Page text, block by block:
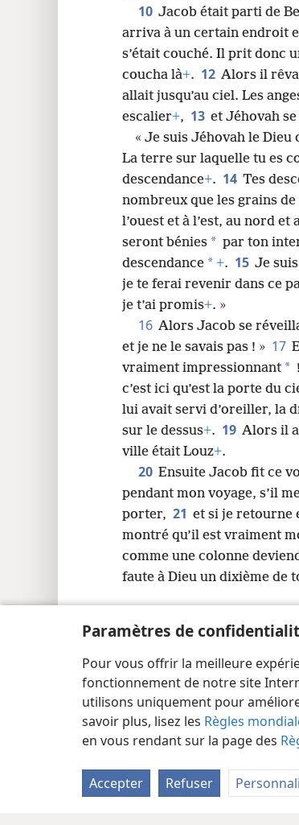
Paramètres de
Pour vous offrir la meilleure
fonctionnement de notre site
utilisons uniquement pour
savoir plus, lisez les Règles
en vous rendant sur la page des
Accepter Refuser
10 Jacob était parti de
arriva à un certain endroit
s’était couché. Il prit donc
coucha là+. 12 Alors il rêva
allait jusqu’au ciel. Les
escalier+, 13 et Jéhovah
« Je suis Jéhovah le Dieu
La terre sur laquelle tu es
descendance+. 14 Tes
nombreux que les grains
l’ouest et à l’est, au nord
seront bénies * par ton
descendance * +. 15 Je
je te ferai revenir dans ce
je t’ai promis+. »
16 Alors Jacob se
et je ne le savais pas ! » 17
vraiment impressionnant *
c’est ici qu’est la porte du
lui avait servi d’oreiller, la
sur le dessus+. 19 Alors il
ville était Louz+.
20 Ensuite Jacob fit ce
pendant mon voyage, s’il
porter, 21 et si je retourne
montré qu’il est vraiment
comme une colonne
faute à Dieu un dixième de
Copyright© 2026 Watch Tower Bible